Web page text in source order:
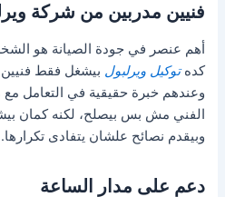
فنيين مدربين من شركة
أهم عنصر في جودة الصيانة هو
كدهتوكيل ويرلبول بيشغل فقط فنيين
وعندهم خبرة حقيقية في التعامل مع
الفني مش بس بيصلح، لكنه كمان
وبيقدم نصائح علشان يتفادى تكرارها.
دعم على مدار الساعة